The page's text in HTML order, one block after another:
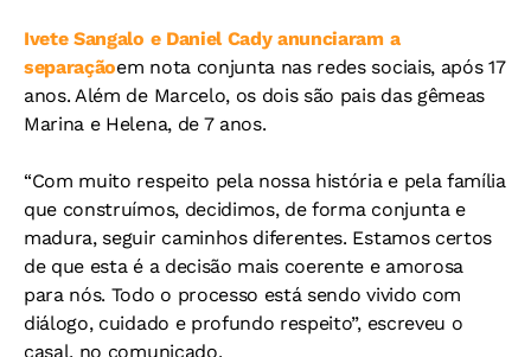
Ivete Sangalo e Daniel Cady anunciaram a
separaçãoem nota conjunta nas redes sociais, após 17
anos. Além de Marcelo, os dois são pais das gêmeas
Marina e Helena, de 7 anos.
“Com muito respeito pela nossa história e pela família
que construímos, decidimos, de forma conjunta e
madura, seguir caminhos diferentes. Estamos certos
de que esta é a decisão mais coerente e amorosa
para nós. Todo o processo está sendo vivido com
diálogo, cuidado e profundo respeito”, escreveu o
casal, no comunicado.